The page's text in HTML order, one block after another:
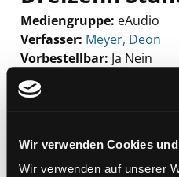
Wir verwenden Cookies
Wir verwenden auf unserer
Mediengruppe: eAudio
Verfasser: Suche nach
Meyer, Deon
Vorbestellbar: Ja Nein
Voraussichtlich entliehen
Mehr Informationen